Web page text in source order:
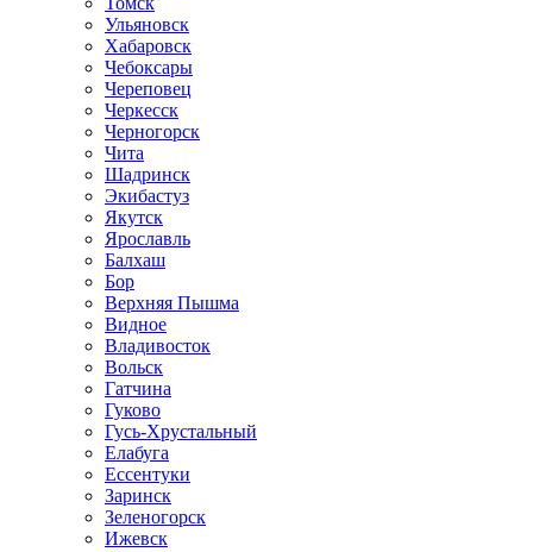
Ульяновск
Хабаровск
Чебоксары
Череповец
Черкесск
Черногорск
Чита
Шадринск
Экибастуз
Якутск
Ярославль
Балхаш
Бор
Верхняя Пышма
Видное
Владивосток
Вольск
Гатчина
Гуково
Гусь-Хрустальный
Елабуга
Ессентуки
Заринск
Зеленогорск
Ижевск